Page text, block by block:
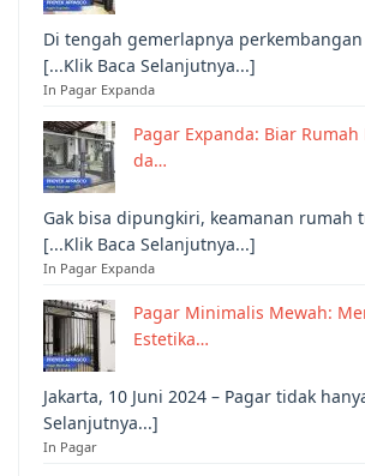
Di tengah gemerlapnya
[...Klik Baca Selanjutnya...]
In Pagar Expanda
Pagar Expanda: Biar
da…
Gak bisa dipungkiri, keamanan rumah
[...Klik Baca Selanjutnya...]
In Pagar Expanda
Pagar Minimalis Mewah:
Estetika…
Jakarta, 10 Juni 2024 – Pagar tidak
Selanjutnya...]
In Pagar